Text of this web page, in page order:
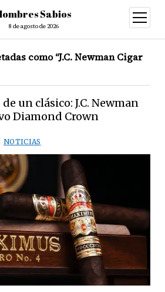
Sabios
8 de agosto de 2026
abrir
menú
como “J.C. Newman Cigar
un clásico: J.C. Newman
Diamond Crown
NOTICIAS